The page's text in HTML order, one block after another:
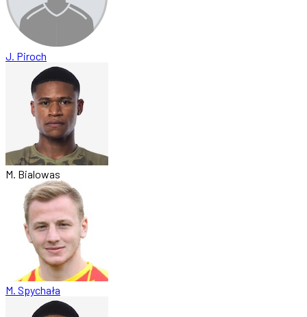
J. Piroch
M. Bialowas
M. Spychała